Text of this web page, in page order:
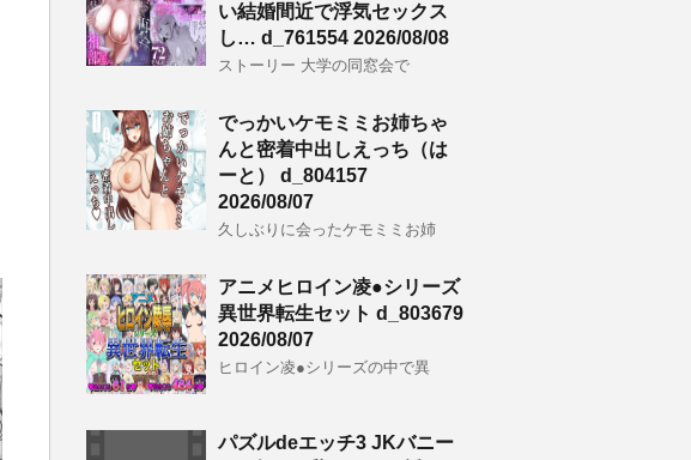
い結婚間近で浮気セックス
し… d_761554 2026/08/08
ストーリー 大学の同窓会で
でっかいケモミミお姉ちゃ
んと密着中出しえっち（は
ーと） d_804157
2026/08/07
久しぶりに会ったケモミミお姉
アニメヒロイン凌●シリーズ
異世界転生セット d_803679
2026/08/07
ヒロイン凌●シリーズの中で異
パズルdeエッチ3 JKバニー